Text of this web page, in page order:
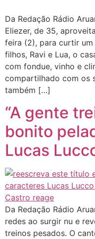
Da Redação Rádio
Eliezer, de 35,
feira (2), para curtir
filhos, Ravi e Lua, o
com fondue, vinho e
compartilhado com os
também […]
“A gente
bonito
Lucas
Da Redação Rádio
redes ao surgir nu e
treinos pesados. O